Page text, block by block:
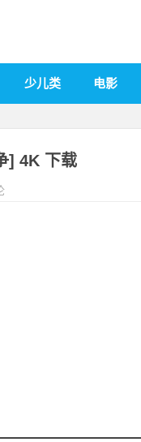
少儿类 电影
] 4K 下载